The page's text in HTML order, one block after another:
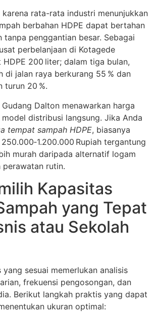
rata-rata industri menunjukkan
berbahan HDPE dapat bertahan
tanpa penggantian besar. Sebagai
perbelanjaan di Kotagede
200 liter; dalam tiga bulan,
di jalan raya berkurang 55 % dan
turun 20 %.
Dalton menawarkan harga
distribusi langsung. Jika Anda
tempat sampah HDPE, biasanya
Rupiah tergantung
murah daripada alternatif logam
perawatan rutin.
Kapasitas
yang Tepat
atau Sekolah
sesuai memerlukan analisis
frekuensi pengosongan, dan
Berikut langkah praktis yang dapat
ukuran optimal: